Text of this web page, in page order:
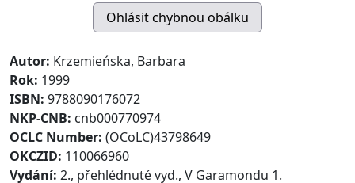
Autor: Krzemieńska, Barbara
Rok: 1999
ISBN: 9788090176072
NKP-CNB: cnb000770974
OCLC Number: (OCoLC)43798649
OKCZID: 110066960
Vydání: 2., přehlédnuté vyd., V Garamondu 1.